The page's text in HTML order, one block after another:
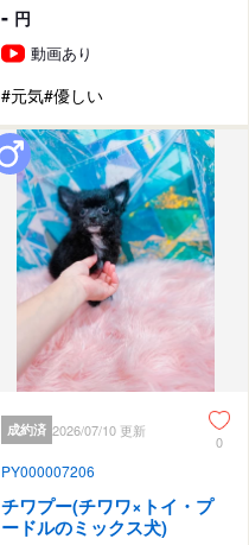
- 円
動画あり
#元気#優しい
成約済 2026/07/10 更新
0
PY000007206
チワプー(チワワ×トイ・プ
ードルのミックス犬)